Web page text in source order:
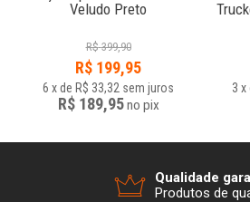
Veludo Preto
R$ 399,90
R$ 199,95
6 xde R$ 33,32 sem juros
R$ 189,95no pix
3 x
Qualidade
Produtos de